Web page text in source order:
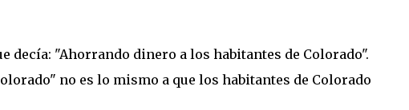
decía: "Ahorrando dinero a los habitantes de Colorado".
no es lo mismo a que los habitantes de Colorado